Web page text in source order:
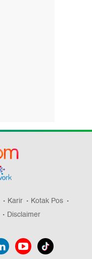
Karir
Kotak Pos
Disclaimer